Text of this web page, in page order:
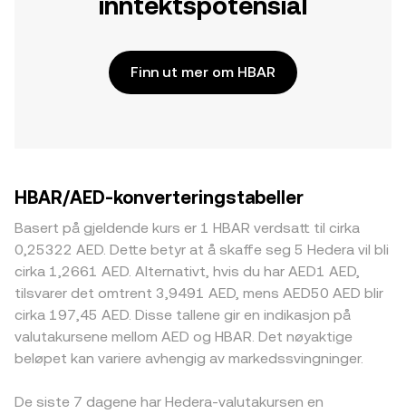
Finn ut mer om HBAR
HBAR/AED-konverteringstabeller
Basert på gjeldende kurs er 1 HBAR verdsatt til cirka
0,25322 AED. Dette betyr at å skaffe seg 5 Hedera vil bli
cirka 1,2661 AED. Alternativt, hvis du har AED1 AED,
tilsvarer det omtrent 3,9491 AED, mens AED50 AED blir
cirka 197,45 AED. Disse tallene gir en indikasjon på
valutakursene mellom AED og HBAR. Det nøyaktige
beløpet kan variere avhengig av markedssvingninger.
De siste 7 dagene har Hedera-valutakursen en